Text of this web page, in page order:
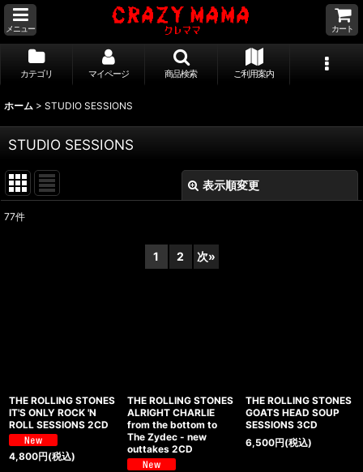
メニュー カート
カテゴリ マイページ 商品検索 ご利用案内
ホーム > STUDIO SESSIONS
STUDIO SESSIONS
表示順変更
77件
1 2 次»
THE ROLLING STONES
IT'S ONLY ROCK 'N
ROLL SESSIONS 2CD
4,800円(税込)
THE ROLLING STONES
ALRIGHT CHARLIE
from the bottom to
The Zydec - new
outtakes 2CD
THE ROLLING STONES
GOATS HEAD SOUP
SESSIONS 3CD
6,500円(税込)